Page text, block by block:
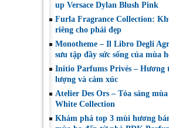
up Versace Dylan Blush Pink
Furla Fragrance Collection:
riêng cho phái đẹp
Monotheme – Il Libro Degli
sưu tập đầy sức sống của mùa
Initio Parfums Privés – Hương
lượng và cảm xúc
Atelier Des Ors – Tỏa sáng
White Collection
Khám phá top 3 mùi hương